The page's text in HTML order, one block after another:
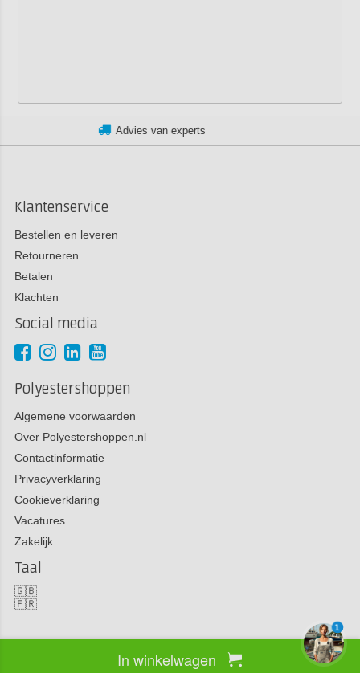
In winkelwagen
Klantenservice
Bestellen en leveren
Retourneren
Betalen
Klachten
Social media
Polyestershoppen
Algemene voorwaarden
Over Polyestershoppen.nl
Contactinformatie
Privacyverklaring
Cookieverklaring
Vacatures
Zakelijk
Taal
🇬🇧
🇫🇷
Copyright 2026 Polyestershoppen bv
1